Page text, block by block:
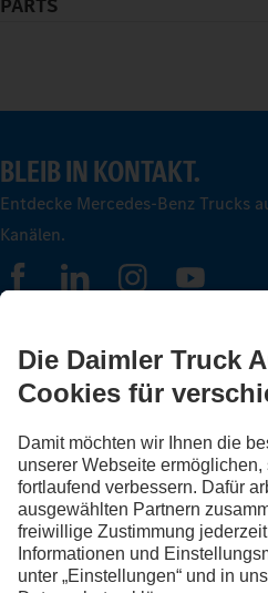
BLEIB IN KONTAKT.
Entdecke Mercedes-Benz Trucks
Kanälen.
FOLLOW THE
Tausche jetzt Erfahrungen mit
Truckern aus.